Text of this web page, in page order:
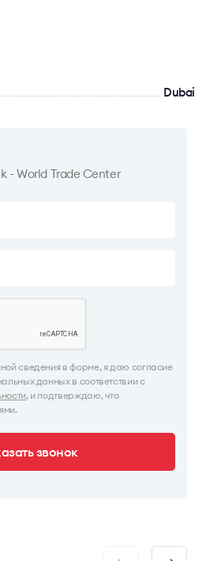
Dubai
- World Trade Center
сведения в форме, я даю согласие
данных в соответствии с
, и подтверждаю, что
звонок